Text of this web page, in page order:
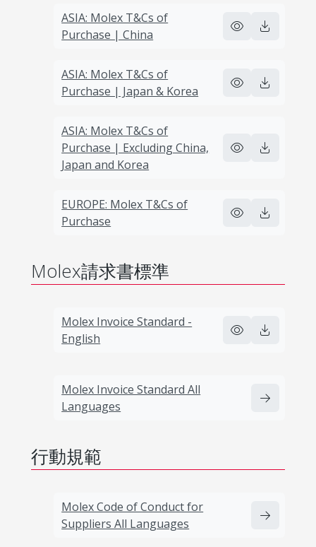
ASIA: Molex T&Cs of
Purchase | China
ASIA: Molex T&Cs of
Purchase | Japan & Korea
ASIA: Molex T&Cs of
Purchase | Excluding China,
Japan and Korea
EUROPE: Molex T&Cs of
Purchase
Molex請求書標準
Molex Invoice Standard -
English
Molex Invoice Standard All
Languages
行動規範
Molex Code of Conduct for
Suppliers All Languages